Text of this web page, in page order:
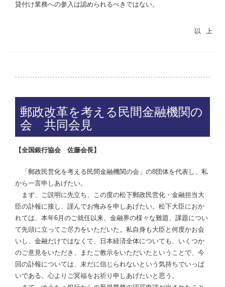
貸付け業務への参入は認められるべきではない。
郵政改革を考える民間金融機関の
会 共同会見
【全国銀行協会 佐藤会長】
「郵政民営化を考える民間金融機関の会」の8団体を代表し、私
から一言申しあげたい。
まず、ご説明に先立ち、この度の松下郵政民営化・金融担当大
臣の訃報に接し、謹んでお悔みを申しあげたい。松下大臣におか
れては、本年6月のご就任以来、金融界の様々な難題、課題につい
て先頭に立ってご尽力をいただいた。私自身も大臣と何度かお会
いし、金融だけではなくて、日本経済全体についても、いくつか
のご意見をいただき、またご教示をいただいたということで、今
回の訃報については、未だに信じられないという気持ちでいっぱ
いである。心よりご冥福をお祈り申しあげたいと思う。